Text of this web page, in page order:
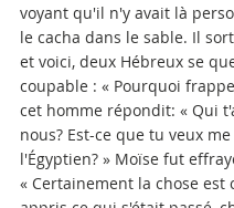
voyant qu'il n'y avait là
le cacha dans le sable. Il
et voici, deux Hébreux se
coupable : « Pourquoi
cet homme répondit: « Qui
nous? Est-ce que tu veux
l'Égyptien? » Moïse fut
« Certainement la chose est